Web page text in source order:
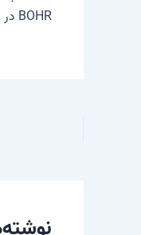
BOHR در 18 نوامبر 1962 در کپنهاگ درگذشت.